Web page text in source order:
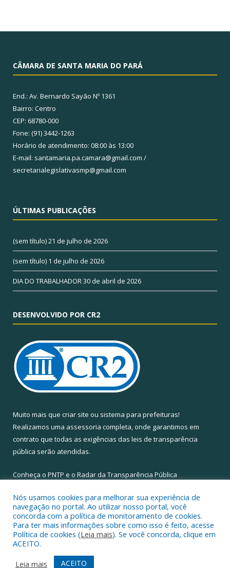
CÂMARA DE SANTA MARIA DO PARÁ
End.: Av. Bernardo Sayão Nº 1361
Bairro: Centro
CEP: 68780-000
Fone: (91) 3442-1263
Horário de atendimento: 08:00 às 13:00
E-mail: santamaria.pa.camara@gmail.com /
secretarialegislativasmp@gmail.com
ÚLTIMAS PUBLICAÇÕES
(sem título)21 de julho de 2026
(sem título) 1 de julho de 2026
DIA DO TRABALHADOR30 de abril de 2026
DESENVOLVIDO POR CR2
Muito mais que criar site ou sistema para prefeituras!
Realizamos uma assessoria completa, onde garantimos em
contrato que todas as exigências das leis de transparência
pública serão atendidas.
Conheça o PNTP e o Radar da Transparência Pública
Todos os direitos reservados a Câmara Municipal de Santa Maria
do Pará.
Mapa do Site
Acessar Área Administrativa
Nós usamos cookies para melhorar sua experiência de
navegação no portal. Ao utilizar nosso portal, você
concorda com a política de monitoramento de cookies.
Para ter mais informações sobre como isso é feito, acesse
Política de cookies (Leia mais). Se você concorda, clique em
ACEITO.
Leia mais
ACEITO